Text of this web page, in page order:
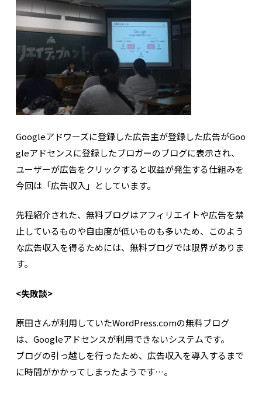
Googleアドワーズに登録した広告主が登録した広告がGoo
gleアドセンスに登録したブロガーのブログに表示され、
ユーザーが広告をクリックすると収益が発生する仕組みを
今回は「広告収入」としています。
先程紹介された、無料ブログはアフィリエイトや広告を禁
止しているものや自由度が低いものも多いため、このよう
な広告収入を得るためには、無料ブログでは限界がありま
す。
<失敗談>
原田さんが利用していたWordPress.comの無料ブログ
は、Googleアドセンスが利用できないシステムです。
ブログの引っ越しを行ったため、広告収入を導入するまで
に時間がかかってしまったようです…。